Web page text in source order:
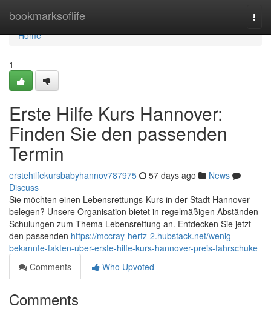
bookmarksoflife
Home
Home
1
Erste Hilfe Kurs Hannover:
Finden Sie den passenden
Termin
erstehilfekursbabyhannov787975 57 days ago
News
Discuss
Sie möchten einen Lebensrettungs-Kurs in der Stadt Hannover
belegen? Unsere Organisation bietet in regelmäßigen Abständen
Schulungen zum Thema Lebensrettung an. Entdecken Sie jetzt
den passenden https://mccray-hertz-2.hubstack.net/wenig-
bekannte-fakten-uber-erste-hilfe-kurs-hannover-preis-fahrschuke
Comments
Who Upvoted
Comments